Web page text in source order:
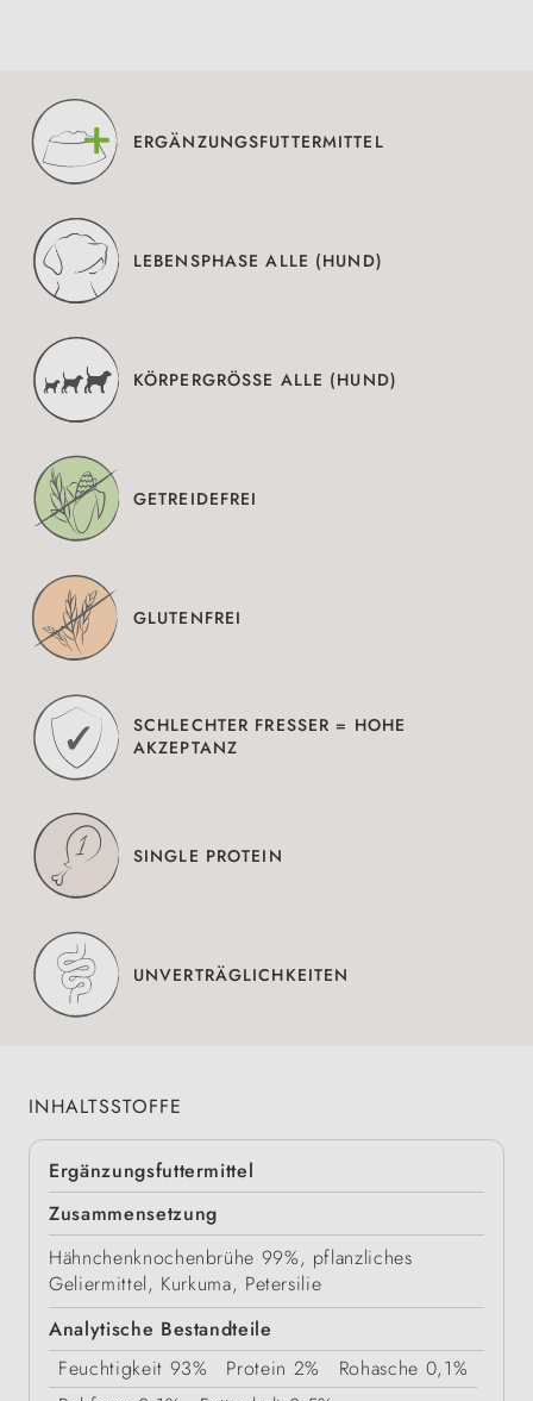
ERGÄNZUNGSFUTTERMITTEL
LEBENSPHASE ALLE (HUND)
KÖRPERGRÖSSE ALLE (HUND)
GETREIDEFREI
GLUTENFREI
SCHLECHTER FRESSER = HOHE
AKZEPTANZ
SINGLE PROTEIN
UNVERTRÄGLICHKEITEN
INHALTSSTOFFE
Ergänzungsfuttermittel
Zusammensetzung
Hähnchenknochenbrühe 99%, pflanzliches
Geliermittel, Kurkuma, Petersilie
Analytische Bestandteile
Feuchtigkeit 93% Protein 2% Rohasche 0,1%